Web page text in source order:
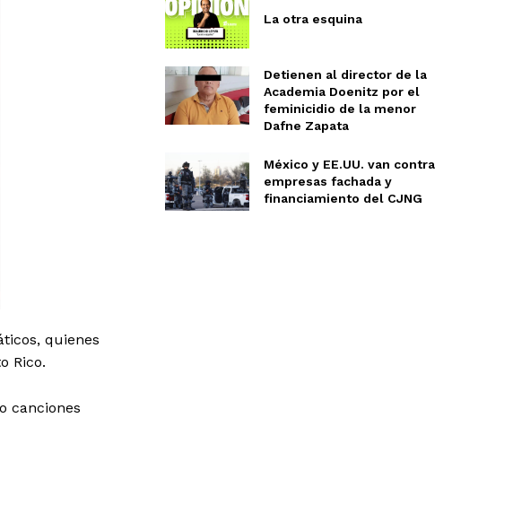
quienes
Rico.
canciones
La otra esquina
Detienen al director de la
Academia Doenitz por el
feminicidio de la menor
Dafne Zapata
México y EE.UU. van contra
empresas fachada y
financiamiento del CJNG